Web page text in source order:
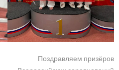
Поздравляем призёров